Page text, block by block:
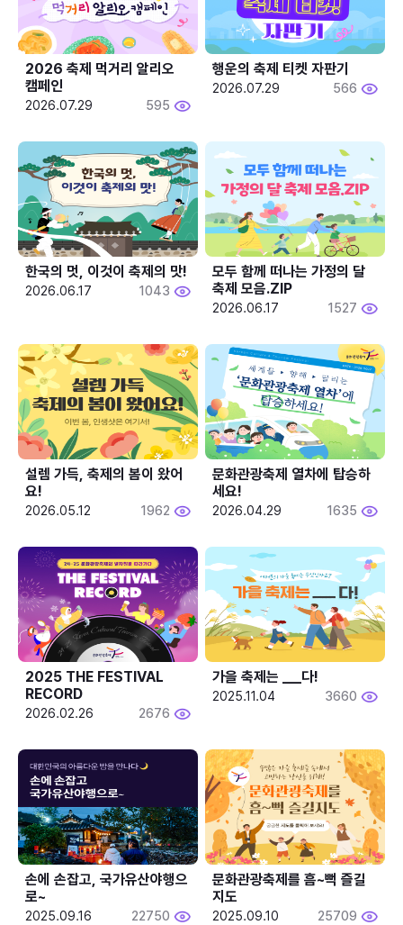
2026 축제 먹거리 알리오
캠페인
2026.07.29 595
행운의 축제 티켓 자판기
2026.07.29 566
한국의 멋, 이것이 축제의 맛!
2026.06.17 1043
모두 함께 떠나는 가정의 달
축제 모음.ZIP
2026.06.17 1527
설렘 가득, 축제의 봄이 왔어
요!
2026.05.12 1962
문화관광축제 열차에 탑승하
세요!
2026.04.29 1635
2025 THE FESTIVAL
RECORD
2026.02.26 2676
2025.11.04 3660
손에 손잡고, 국가유산야행으
로~
2025.09.16 22750
문화관광축제를 흠~뻑 즐길
지도
2025.09.10 25709